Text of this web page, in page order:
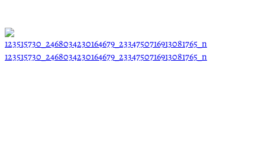
123515730_2468034230164679_2334750716913081765_n